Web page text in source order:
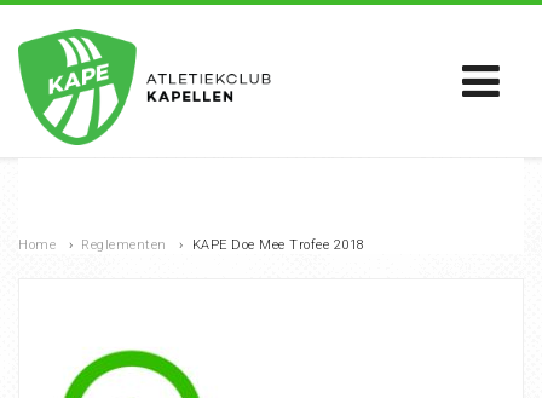
Home › Reglementen › KAPE Doe Mee Trofee 2018